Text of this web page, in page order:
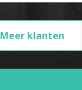
Meer klanten